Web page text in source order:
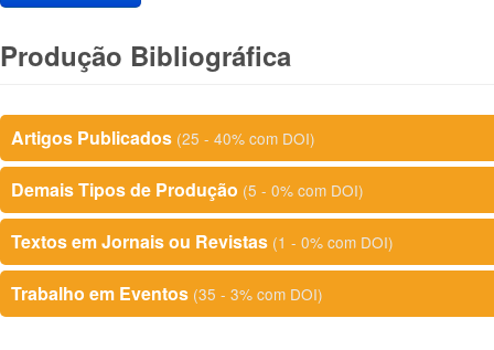
Produção Bibliográfica
Artigos Publicados (25 - 40% com DOI)
Demais Tipos de Produção (5 - 0% com DOI)
Textos em Jornais ou Revistas (1 - 0% com DOI)
Trabalho em Eventos (35 - 3% com DOI)